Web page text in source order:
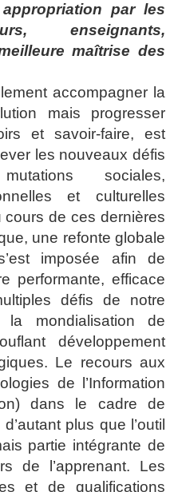
par les
enseignants,
maîtrise des
accompagner la
mais progresser
et savoir-faire, est
les nouveaux défis
sociales,
et culturelles
cours de ces dernières
une refonte globale
imposée afin de
performante, efficace
défis de notre
la mondialisation de
développement
Le recours aux
de l’Information
dans le cadre de
plus que l’outil
partie intégrante de
de l’apprenant. Les
et de qualifications